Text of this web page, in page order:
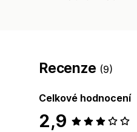
Recenze (9)
Celkové hodnocení
2,9